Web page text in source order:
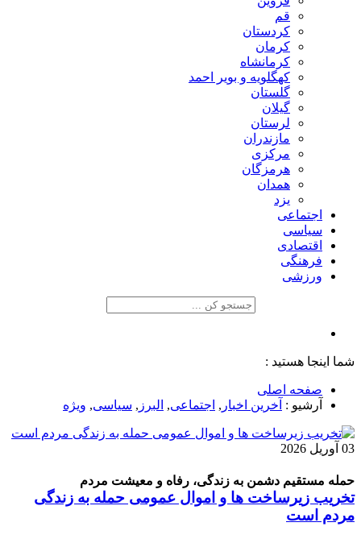
قم
کردستان
کرمان
کرمانشاه
کهگلویه و بویر احمد
گلستان
گیلان
لرستان
مازندران
مرکزی
هرمزگان
همدان
یزد
اجتماعی
سیاسی
اقتصادی
فرهنگی
ورزشی
شما اینجا هستید :
صفحه اصلی
آرشیو : آخرین اخبار , اجتماعی, البرز , سیاسی, ویژه
03 آوریل 2026
حمله مستقیم دشمن به زندگی، رفاه و معیشت مردم
تخریب زیرساخت ها و اموال عمومی حمله به زندگی
مردم است